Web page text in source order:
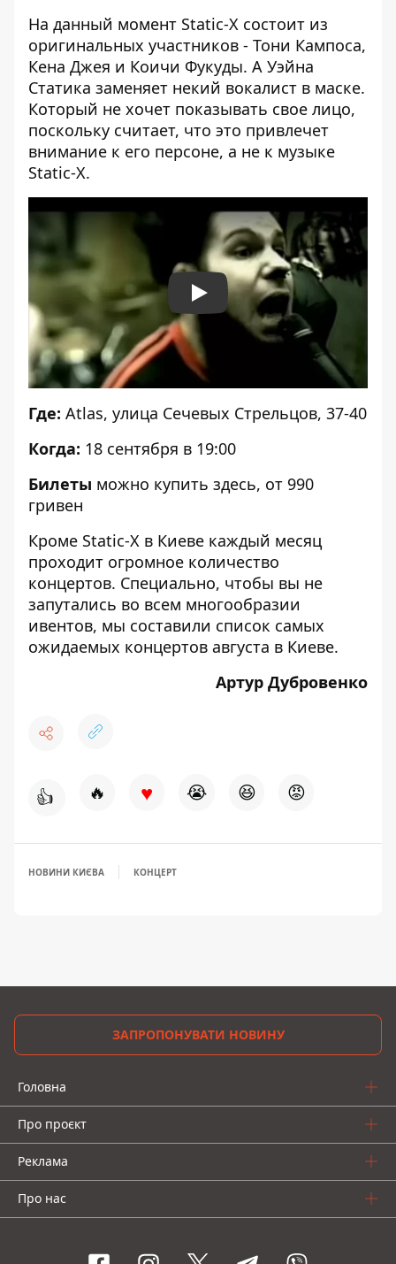
На данный момент Static-X состоит из
оригинальных участников - Тони Кампоса,
Кена Джея и Коичи Фукуды. А Уэйна
Статика заменяет некий вокалист в маске.
Который не хочет показывать свое лицо,
поскольку считает, что это привлечет
внимание к его персоне, а не к музыке
Static-X.
Play
Где: Atlas, улица Сечевых Стрельцов, 37-40
Когда: 18 сентября в 19:00
Билеты можно купить здесь, от 990
гривен
Кроме Static-X в Киеве каждый месяц
проходит огромное количество
концертов. Специально, чтобы вы не
запутались во всем многообразии
ивентов, мы составили список самых
ожидаемых концертов августа в Киеве.
Артур Дубровенко
👍 🔥 ♥ 😭 😆 😡
НОВИНИ КИЄВА КОНЦЕРТ
ЗАПРОПОНУВАТИ НОВИНУ
Головна
Про проєкт
Реклама
Про нас